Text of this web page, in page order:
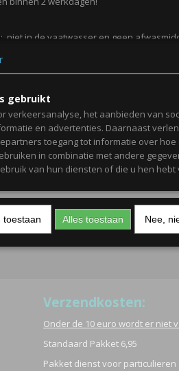
Verzendkosten:
Onder de 10 euro wordt er niet
Standaard Pakket 6,95
Pakket dienst voor particulieren
niet in de vaatwasser en geen
stickers zijn
gebruikt
verkeersanalyse, het aanbieden van
en advertenties. Daarnaast
toegang tot informatie over hoe
in combinatie met andere
van hun diensten of die u hen hebt
toestaan Alles toestaan Nee,